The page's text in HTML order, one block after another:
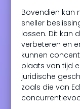
Bovendien kan
sneller
lossen. Dit kan
verbeteren en
kunnen
plaats van tijd
juridische
zoals die van